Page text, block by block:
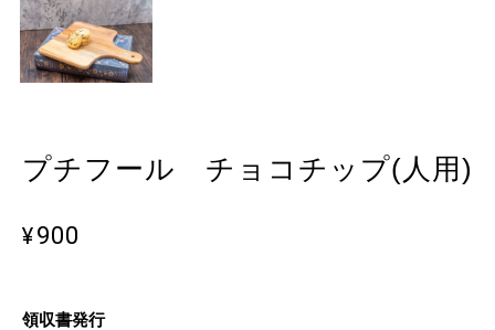
プチフール チョコチップ(人用)
¥900
領収書発行